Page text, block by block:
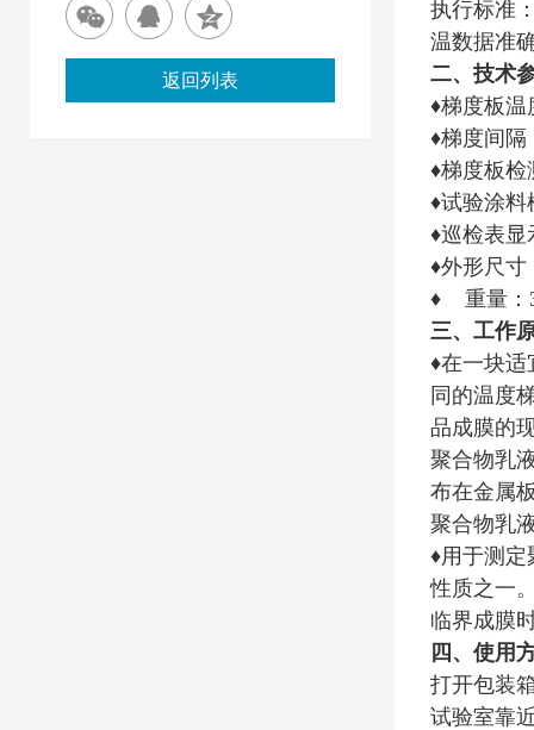
执行标准
温数据准
二、技术
♦梯度板
♦梯度间隔
♦梯度板检
♦试验涂料
♦巡检表显
♦外形尺寸
♦ 重量：
三、工作
♦在一块适
同的温度
品成膜的
聚合物乳
布在金属
聚合物乳
♦用于测定
性质之一
临界成膜
四、使用
打开包装
试验室靠
返回列表